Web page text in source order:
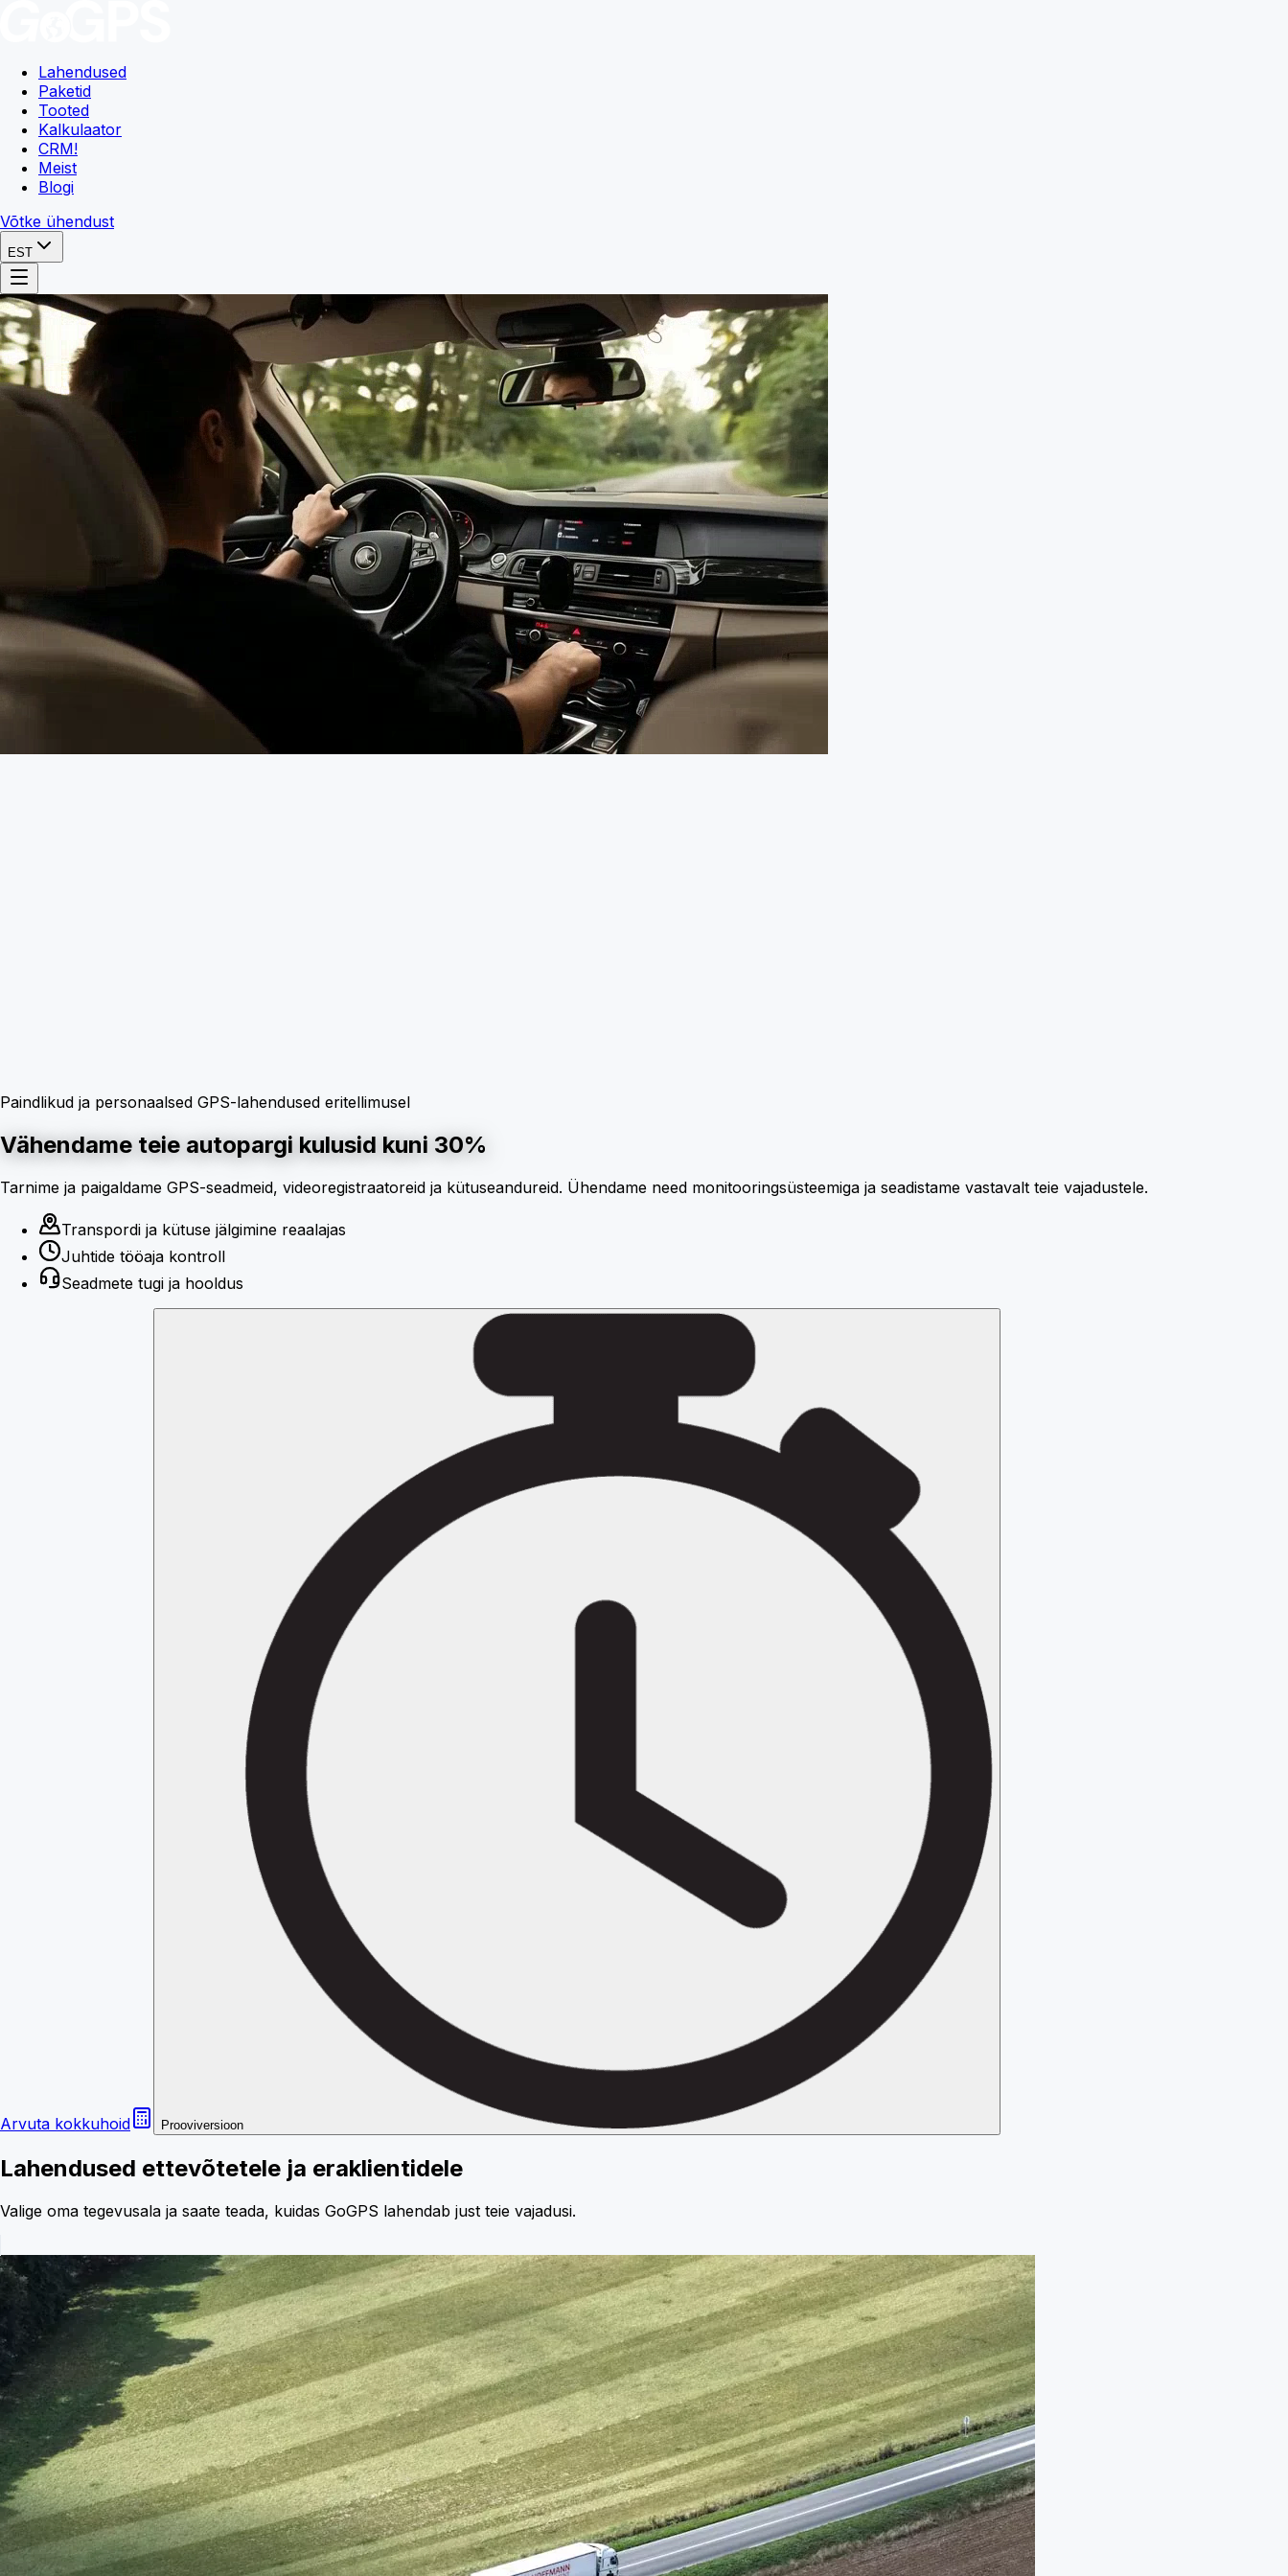
Lahendused
Paketid
Tooted
Kalkulaator
CRM!
Meist
Blogi
Võtke ühendust
EST
Paindlikud ja personaalsed GPS-lahendused eritellimusel
Vähendame teie autopargi kulusid kuni 30%
Tarnime ja paigaldame GPS-seadmeid, videoregistraatoreid ja kütuseandureid. Ühendame need monitooringsüsteemiga ja seadistame vastavalt teie vajadustele.
Transpordi ja kütuse jälgimine reaalajas
Juhtide tööaja kontroll
Seadmete tugi ja hooldus
Arvuta kokkuhoid Prooviversioon
Lahendused ettevõtetele ja eraklientidele
Valige oma tegevusala ja saate teada, kuidas GoGPS lahendab just teie vajadusi.